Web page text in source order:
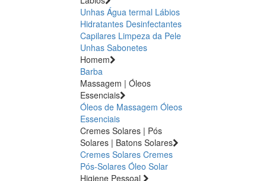
Unhas Água termal Lábios
Hidratantes Desinfectantes
Capilares Limpeza da Pele
Unhas Sabonetes
Homem
Barba
Massagem | Óleos
Essenciais
Óleos de Massagem Óleos
Essenciais
Cremes Solares | Pós
Solares | Batons Solares
Cremes Solares Cremes
Pós-Solares Óleo Solar
Higiene Pessoal